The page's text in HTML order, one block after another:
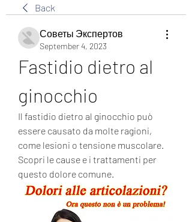
Back
Советы Экспертов
September 4, 2023
Fastidio dietro al
ginocchio
Il fastidio dietro al ginocchio può
essere causato da molte ragioni,
come lesioni o tensione muscolare.
Scopri le cause e i trattamenti per
questo dolore comune.